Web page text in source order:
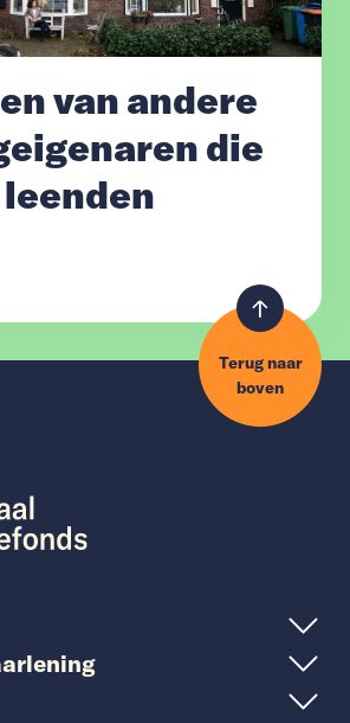
van andere
die
Terug naar
boven